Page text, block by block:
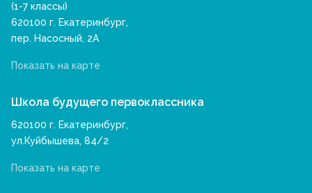
(1-7 классы)
620100 г. Екатеринбург,
пер. Насосный, 2А
Показать на карте
Школа будущего первоклассника
620100 г. Екатеринбург,
ул.Куйбышева, 84/2
Показать на карте